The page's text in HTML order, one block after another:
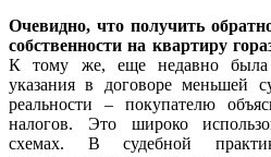
Очевидно, что получить
собственности на квартиру
К тому же, еще недавно была
указания в договоре меньшей
реальности – покупателю
налогов. Это широко
схемах. В судебной